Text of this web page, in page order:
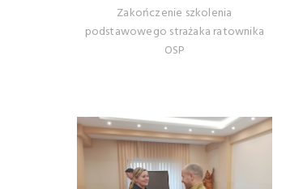
Zakończenie szkolenia
podstawowego strażaka ratownika
OSP